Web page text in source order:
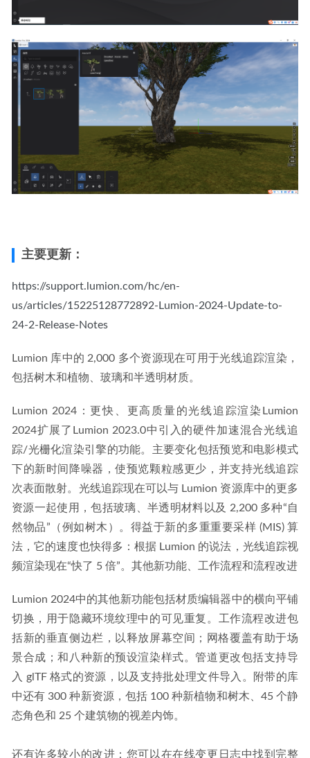
主要更新：
https://support.lumion.com/hc/en-
us/articles/15225128772892-Lumion-2024-Update-to-
24-2-Release-Notes
Lumion 库中的 2,000 多个资源现在可用于光线追踪渲染，
包括树木和植物、玻璃和半透明材质。
Lumion 2024：更快、更高质量的光线追踪渲染Lumion
2024扩展了Lumion 2023.0中引入的硬件加速混合光线追
踪/光栅化渲染引擎的功能。主要变化包括预览和电影模式
下的新时间降噪器，使预览颗粒感更少，并支持光线追踪
次表面散射。光线追踪现在可以与 Lumion 资源库中的更多
资源一起使用，包括玻璃、半透明材料以及 2,200 多种“自
然物品”（例如树木）。得益于新的多重重要采样 (MIS) 算
法，它的速度也快得多：根据 Lumion 的说法，光线追踪视
频渲染现在“快了 5 倍”。其他新功能、工作流程和流程改进
Lumion 2024中的其他新功能包括材质编辑器中的横向平铺
切换，用于隐藏环境纹理中的可见重复。工作流程改进包
括新的垂直侧边栏，以释放屏幕空间；网格覆盖有助于场
景合成；和八种新的预设渲染样式。管道更改包括支持导
入 glTF 格式的资源，以及支持批处理文件导入。附带的库
中还有 300 种新资源，包括 100 种新植物和树木、45 个静
态角色和 25 个建筑物的视差内饰。
还有许多较小的改进：您可以在在线变更日志中找到完整